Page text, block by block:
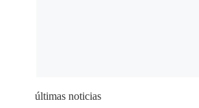
últimas noticias